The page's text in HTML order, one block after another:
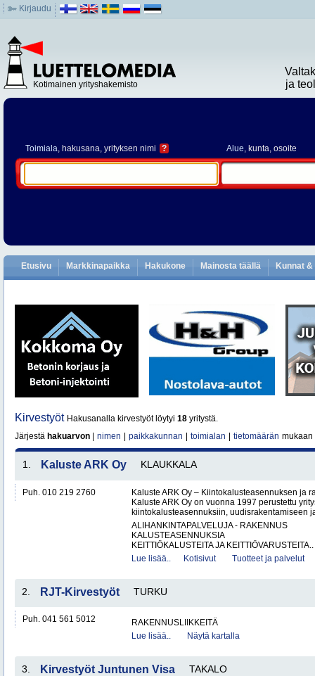
Kirjaudu
Kotimainen yrityshakemisto
ja
Toimiala, hakusana, yrityksen nimi ? Alue, kunta, osoite
Etusivu Markkinapaikka Hakukone Mainosta täällä Kunnat
Kirvestyöt Hakusanalla kirvestyöt löytyi 18 yritystä.
Järjestä hakuarvon nimen paikkakunnan toimialan tietomäärän mukaan
1. Kaluste ARK Oy KLAUKKALA
Puh. 010 219 2760
Kaluste ARK Oy – Kiintokalusteasennuksen ja
Kaluste ARK Oy on vuonna 1997 perustettu
kiintokalusteasennuksiin, uudisrakentamiseen
ALIHANKINTAPALVELUJA - RAKENNUS
KALUSTEASENNUKSIA
KEITTIÖKALUSTEITA JA KEITTIÖVARUSTEITA..
Lue lisää..
Kotisivut Tuotteet ja palvelut
2. RJT-Kirvestyöt TURKU
Puh. 041 561 5012
RAKENNUSLIIKKEITÄ
Lue lisää..
Näytä kartalla
3. Kirvestyöt Juntunen Visa TAKALO